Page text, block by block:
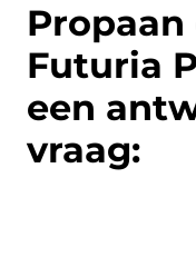
|
Primagaz
Futuria
een
vraag: